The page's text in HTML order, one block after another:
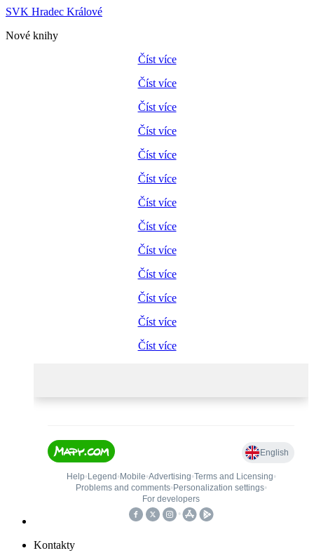
SVK Hradec Králové
Nové knihy
Číst více
Číst více
Číst více
Číst více
Číst více
Číst více
Číst více
Číst více
Číst více
Číst více
Číst více
Číst více
Číst více
Kontakty